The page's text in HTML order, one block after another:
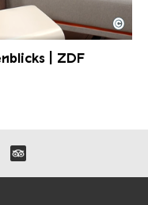
©
| ZDF
zu unseren